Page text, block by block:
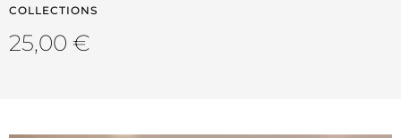
COLLECTIONS
25,00 €